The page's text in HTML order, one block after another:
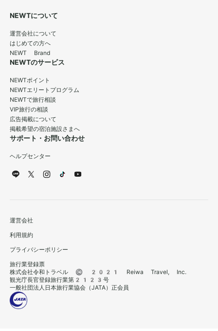
NEWTについて
運営会社について
はじめての方へ
NEWT Brand
NEWTのサービス
NEWTポイント
NEWTエリートプログラム
NEWTで旅行相談
VIP旅行の相談
広告掲載について
掲載希望の宿泊施設さまへ
サポート・お問い合わせ
ヘルプセンター
運営会社
利用規約
プライバシーポリシー
旅行業登録票
株式会社令和トラベル © 2021 Reiwa Travel, Inc.
観光庁長官登録旅行業第2123号
一般社団法人日本旅行業協会（JATA）正会員